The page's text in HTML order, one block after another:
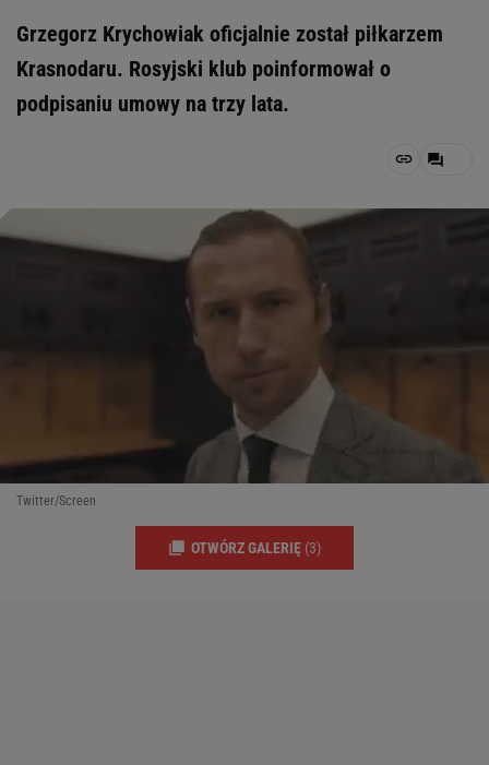
Grzegorz Krychowiak oficjalnie został piłkarzem
Krasnodaru. Rosyjski klub poinformował o
podpisaniu umowy na trzy lata.
Twitter/Screen
OTWÓRZ GALERIĘ (3)